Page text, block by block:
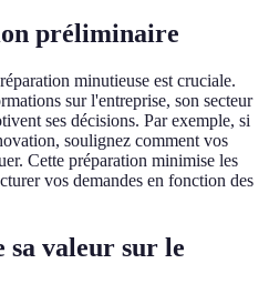
préliminaire
minutieuse est cruciale.
sur l'entreprise, son secteur
ses décisions. Par exemple, si
soulignez comment vos
Cette préparation minimise les
vos demandes en fonction des
sa valeur sur le